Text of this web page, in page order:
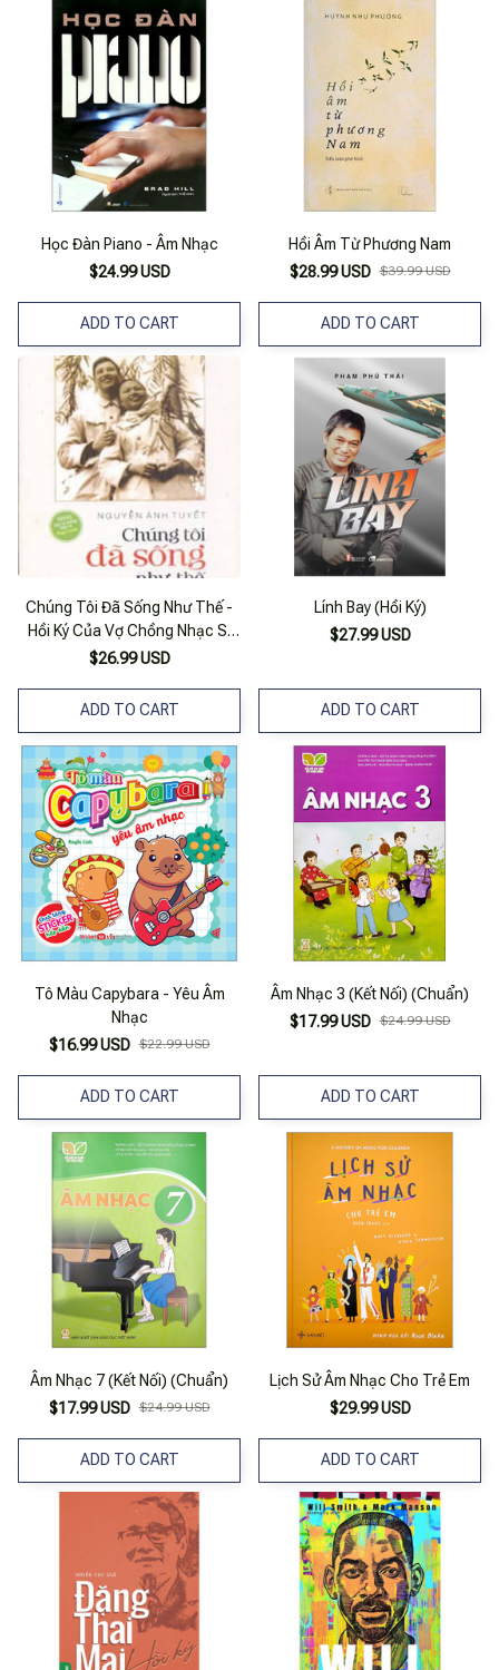
Học Đàn Piano - Âm Nhạc
$24.99 USD
ADD TO CART
Hồi Âm Từ Phương Nam
$28.99 USD $39.99 USD
ADD TO CART
Chúng Tôi Đã Sống Như Thế -
Hồi Ký Của Vợ Chồng Nhạc Sĩ
Phạm Tuyên
$26.99 USD
ADD TO CART
Lính Bay (Hồi Ký)
$27.99 USD
ADD TO CART
Tô Màu Capybara - Yêu Âm
Nhạc
$16.99 USD $22.99 USD
ADD TO CART
Âm Nhạc 3 (Kết Nối) (Chuẩn)
$17.99 USD $24.99 USD
ADD TO CART
Âm Nhạc 7 (Kết Nối) (Chuẩn)
$17.99 USD $24.99 USD
ADD TO CART
Lịch Sử Âm Nhạc Cho Trẻ Em
$29.99 USD
ADD TO CART